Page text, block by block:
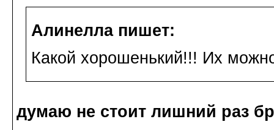
Алинелла пишет:
Какой хорошенький!!! Их
думаю не стоит лишний раз